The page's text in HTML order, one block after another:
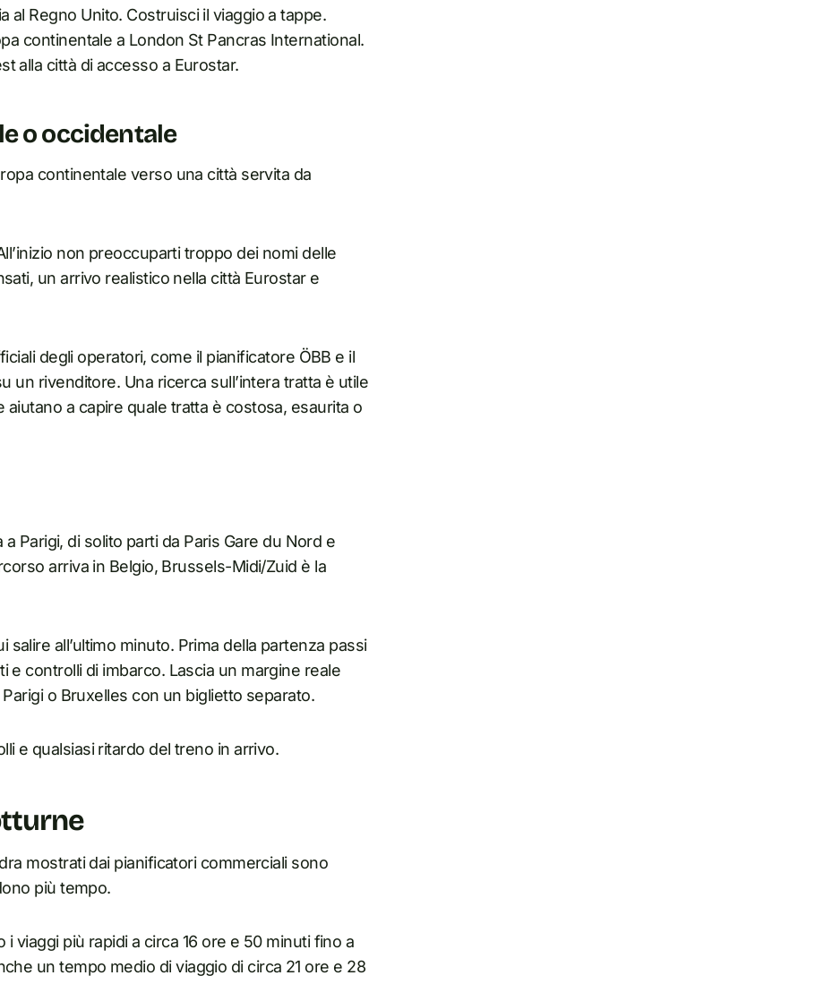
al Regno Unito. Costruisci il viaggio a tappe.
continentale a London St Pancras International.
alla città di accesso a Eurostar.
o occidentale
continentale verso una città servita da
non preoccuparti troppo dei nomi delle
un arrivo realistico nella città Eurostar e
degli operatori, come il pianificatore ÖBB e il
un rivenditore. Una ricerca sull’intera tratta è utile
a capire quale tratta è costosa, esaurita o
Parigi, di solito parti da Paris Gare du Nord e
arriva in Belgio, Brussels-Midi/Zuid è la
all’ultimo minuto. Prima della partenza passi
controlli di imbarco. Lascia un margine reale
o Bruxelles con un biglietto separato.
e qualsiasi ritardo del treno in arrivo.
mostrati dai pianificatori commerciali sono
più tempo.
viaggi più rapidi a circa 16 ore e 50 minuti fino a
un tempo medio di viaggio di circa 21 ore e 28